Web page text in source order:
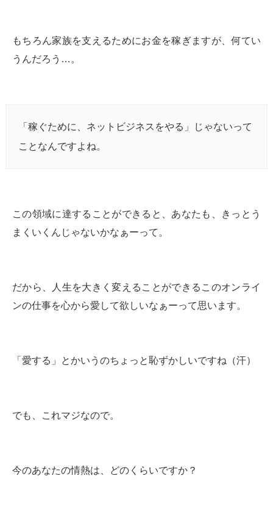
もちろん家族を支えるためにお金を稼ぎますが、何てい
うんだろう…。
「稼ぐために、ネットビジネスをやる」じゃないって
ことなんですよね。
この領域に達することができると、あなたも、きっとう
まくいくんじゃないかなぁーって。
だから、人生を大きく変えることができるこのオンライ
ンの仕事を心から愛して欲しいなぁーって思います。
「愛する」とかいうのちょっと恥ずかしいですね（汗）
でも、これマジなので。
今のあなたの情熱は、どのくらいですか？